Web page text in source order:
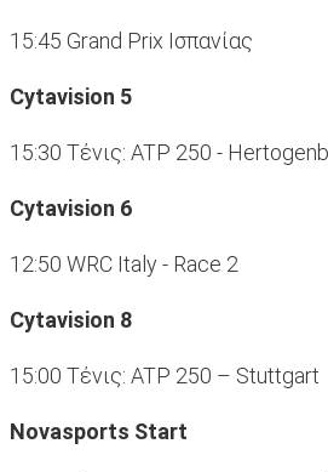
15:45 Grand Prix Ισπανίας
Cytavision 5
15:30 Tένις: ATP 250 -
Cytavision 6
12:50 WRC Italy - Race 2
Cytavision 8
15:00 Tένις: ATP 250 – Stuttgart
Novasports Start